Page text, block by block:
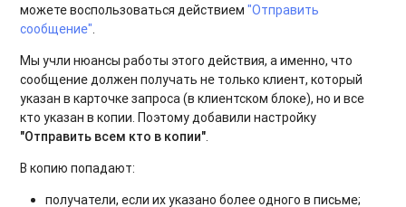
можете воспользоваться действием"Отправить
сообщение".
Мы учли нюансы работы этого действия, а именно, что
сообщение должен получать не только клиент, который
указан в карточке запроса (в клиентском блоке), но и все
кто указан в копии. Поэтому добавили настройку
"Отправить всем кто в копии".
В копию попадают:
получатели, если их указано более одного в письме;